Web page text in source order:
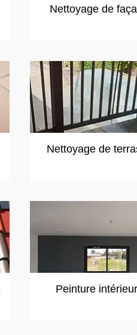
Nettoyage de
Nettoyage de
Peinture